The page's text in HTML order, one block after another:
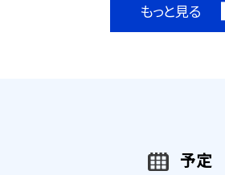
もっと見る
予定